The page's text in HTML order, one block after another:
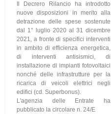
Il Decrero Rilancio ha introdotto
nuove disposizioni in merito alla
detrazione delle spese sostenute
dal 1° luglio 2020 al 31 dicembre
2021, a fronte di specifici interventi
in ambito di efficienza energetica,
di interventi antisismici, di
installazione di impianti fotovoltaici
nonché delle infrastrutture per la
ricarica di veicoli elettrici negli
edifici (cd. Superbonus).
L'agenzia delle Entrate ha
pubblicato la circolare n. 24/E